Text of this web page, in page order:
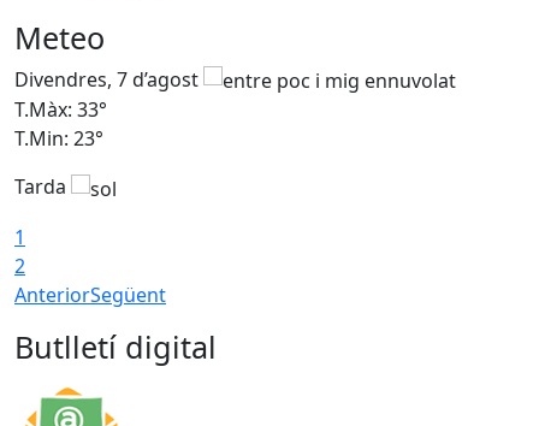
Meteo
Divendres, 7 d’agost
T.Màx: 33°
T.Min: 23°
Tarda
1
2
AnteriorSegüent
Butlletí digital